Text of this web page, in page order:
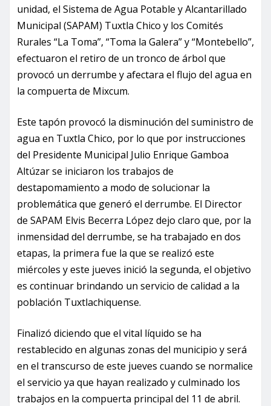
unidad, el Sistema de Agua Potable y Alcantarillado
Municipal (SAPAM) Tuxtla Chico y los Comités
Rurales “La Toma”, “Toma la Galera” y “Montebello”,
efectuaron el retiro de un tronco de árbol que
provocó un derrumbe y afectara el flujo del agua en
la compuerta de Mixcum.
Este tapón provocó la disminución del suministro de
agua en Tuxtla Chico, por lo que por instrucciones
del Presidente Municipal Julio Enrique Gamboa
Altúzar se iniciaron los trabajos de
destapomamiento a modo de solucionar la
problemática que generó el derrumbe. El Director
de SAPAM Elvis Becerra López dejo claro que, por la
inmensidad del derrumbe, se ha trabajado en dos
etapas, la primera fue la que se realizó este
miércoles y este jueves inició la segunda, el objetivo
es continuar brindando un servicio de calidad a la
población Tuxtlachiquense.
Finalizó diciendo que el vital líquido se ha
restablecido en algunas zonas del municipio y será
en el transcurso de este jueves cuando se normalice
el servicio ya que hayan realizado y culminado los
trabajos en la compuerta principal del 11 de abril.